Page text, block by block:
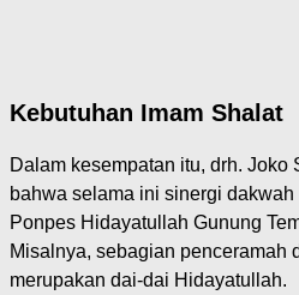
Kebutuhan Imam Shalat
Dalam kesempatan itu, drh. Joko
bahwa selama ini sinergi
Ponpes Hidayatullah Gunung
Misalnya, sebagian penceramah
merupakan dai-dai Hidayatullah.